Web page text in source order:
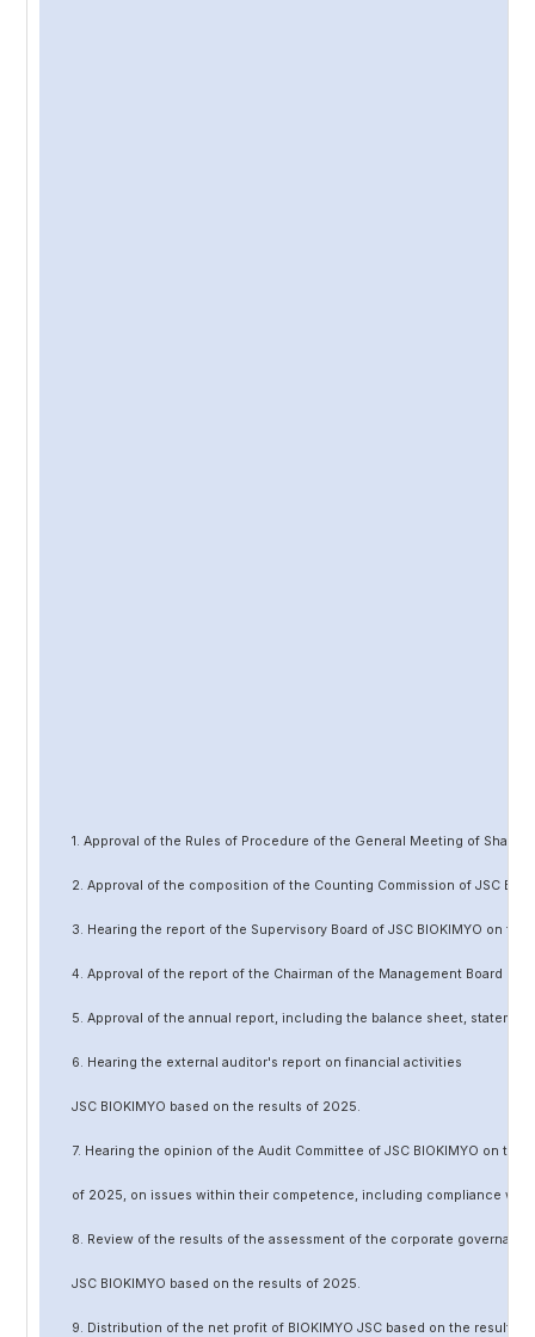
1. Approval of the Rules of Procedure of the General Meeting of
2. Approval of the composition of the Counting Commission of JSC
3. Hearing the report of the Supervisory Board of JSC BIOKIMYO on
4. Approval of the report of the Chairman of the Management Board
5. Approval of the annual report, including the balance sheet,
6. Hearing the external auditor's report on financial activities
JSC BIOKIMYO based on the results of 2025.
7. Hearing the opinion of the Audit Committee of JSC BIOKIMYO on the
of 2025, on issues within their competence, including compliance
8. Review of the results of the assessment of the corporate
JSC BIOKIMYO based on the results of 2025.
9. Distribution of the net profit of BIOKIMYO JSC based on the results